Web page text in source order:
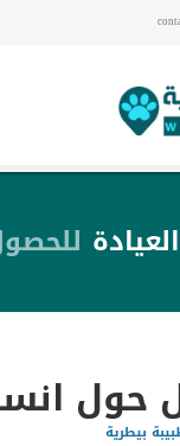
حول
بيطرية